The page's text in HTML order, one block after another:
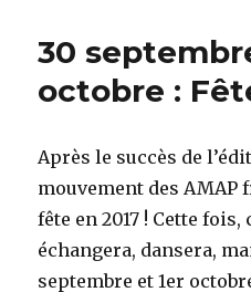
30
octobre :
Après le succès de
mouvement des
fête en 2017 ! Cette fois,
échangera, dansera,
septembre et 1er